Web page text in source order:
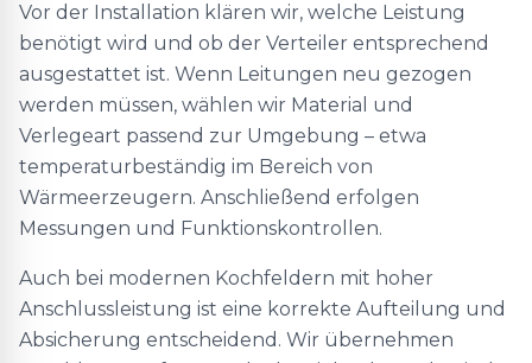
Vor der Installation klären wir, welche Leistung
benötigt wird und ob der Verteiler entsprechend
ausgestattet ist. Wenn Leitungen neu gezogen
werden müssen, wählen wir Material und
Verlegeart passend zur Umgebung – etwa
temperaturbeständig im Bereich von
Wärmeerzeugern. Anschließend erfolgen
Messungen und Funktionskontrollen.
Auch bei modernen Kochfeldern mit hoher
Anschlussleistung ist eine korrekte Aufteilung und
Absicherung entscheidend. Wir übernehmen